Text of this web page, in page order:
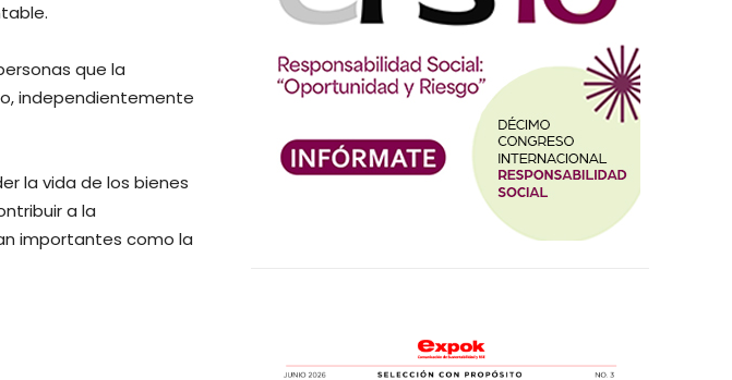
que la
independientemente
la vida de los bienes
a la
importantes como la